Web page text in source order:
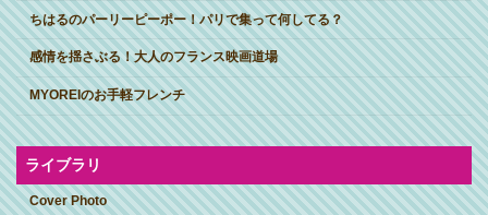
ちはるのパーリーピーポー！パリで集って何してる？
感情を揺さぶる！大人のフランス映画道場
MYOREIのお手軽フレンチ
ライブラリ
Cover Photo